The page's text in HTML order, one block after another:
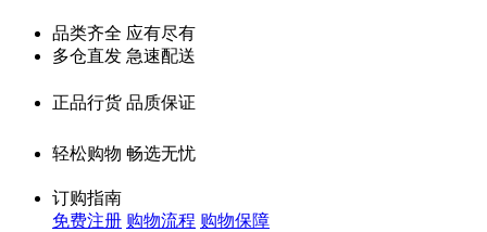
品类齐全 应有尽有
多仓直发 急速配送
正品行货 品质保证
轻松购物 畅选无忧
订购指南
免费注册 购物流程 购物保障